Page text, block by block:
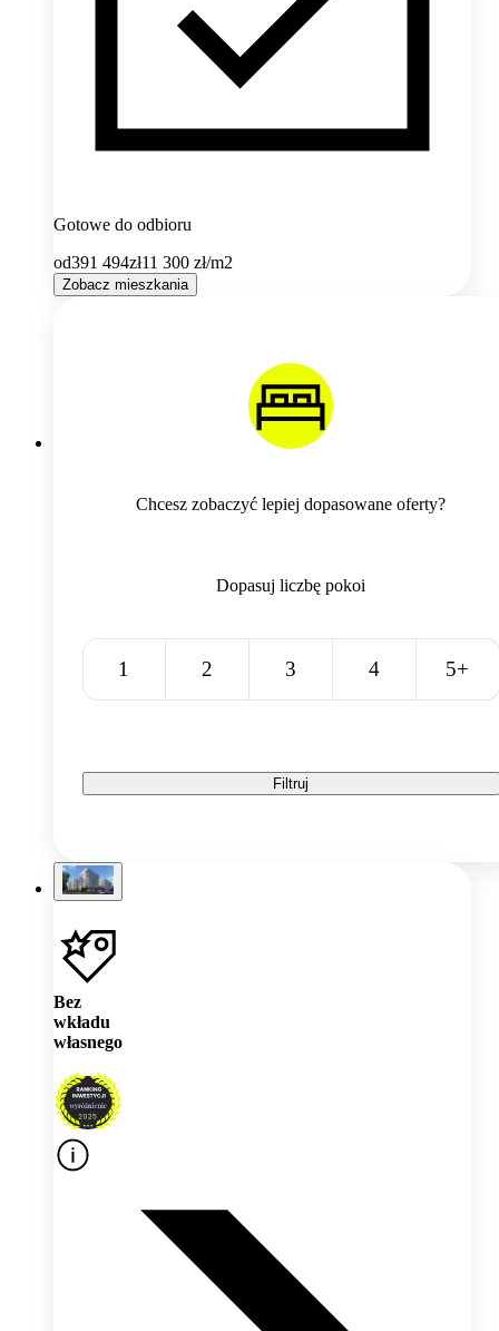
Gotowe do odbioru
od391 494zł11 300 zł/m2
Zobacz mieszkania
Chcesz zobaczyć lepiej dopasowane oferty?
Dopasuj liczbę pokoi
1 2 3 4 5+
Filtruj
Bez
wkładu
własnego